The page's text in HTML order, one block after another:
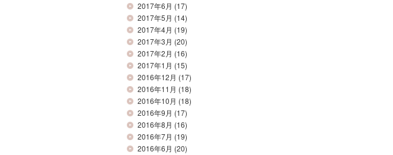
2017年6月 (17)
2017年5月 (14)
2017年4月 (19)
2017年3月 (20)
2017年2月 (16)
2017年1月 (15)
2016年12月 (17)
2016年11月 (18)
2016年10月 (18)
2016年9月 (17)
2016年8月 (16)
2016年7月 (19)
2016年6月 (20)